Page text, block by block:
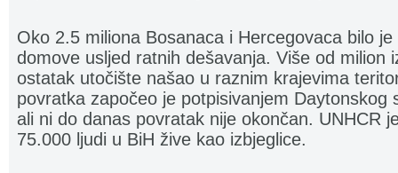
Oko 2.5 miliona Bosanaca i Hercegovaca bilo
domove usljed ratnih dešavanja. Više od milion
ostatak utočište našao u raznim krajevima
povratka započeo je potpisivanjem Daytonskog
ali ni do danas povratak nije okončan. UNHCR
75.000 ljudi u BiH žive kao izbjeglice.